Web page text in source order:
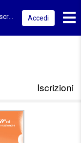
Accedi
Iscrizioni